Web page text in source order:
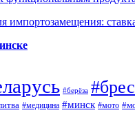
импортозамещения:
#берёза
#медицина #минск #мото